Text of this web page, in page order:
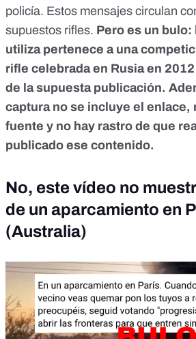
policía. Estos mensajes circulan
supuestos rifles. Pero es un bulo:
utiliza pertenece a una
rifle celebrada en Rusia en
de la supuesta publicación.
captura no se incluye el enlace,
fuente y no hay rastro de que
publicado ese contenido.
No, este vídeo no
de un aparcamiento en
(Australia)